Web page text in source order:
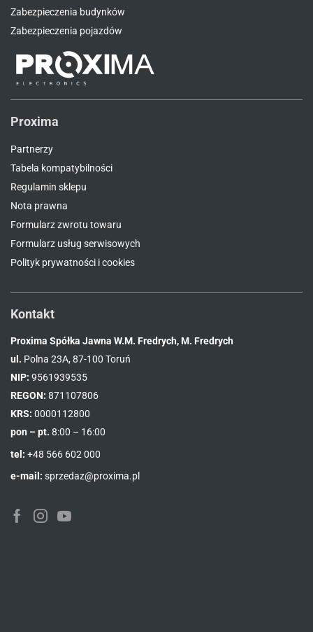
Zabezpieczenia budynków
Zabezpieczenia pojazdów
Proxima
Partnerzy
Tabela kompatybilności
Regulamin sklepu
Nota prawna
Formularz zwrotu towaru
Formularz usług serwisowych
Polityk prywatności i cookies
Kontakt
Proxima Spółka Jawna W.M. Fredrych, M. Fredrych
ul. Polna 23A, 87-100 Toruń
NIP: 9561939535
REGON: 871107806
KRS: 0000112800
pon – pt. 8:00 – 16:00
tel: +48 566 602 000
e-mail: sprzedaz@proxima.pl
FacebookInstagramYoutube